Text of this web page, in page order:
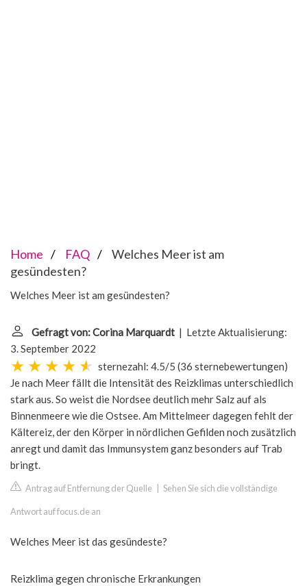
Home FAQ
Welches Meer ist am
gesündesten?
Welches Meer ist am gesündesten?
Gefragt von: Corina Marquardt | Letzte Aktualisierung:
3. September 2022
sternezahl: 4.5/5 (36 sternebewertungen)
Je nach Meer fällt die Intensität des Reizklimas unterschiedlich
stark aus. So weist die Nordsee deutlich mehr Salz auf als
Binnenmeere wie die Ostsee. Am Mittelmeer dagegen fehlt der
Kältereiz, der den Körper in nördlichen Gefilden noch zusätzlich
anregt und damit das Immunsystem ganz besonders auf Trab
bringt.
Antrag auf Entfernung der Quelle Sehen Sie sich die vollständige
Antwort auf focus.de an
Welches Meer ist das gesündeste?
Reizklima gegen chronische Erkrankungen